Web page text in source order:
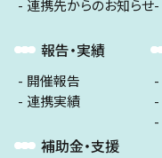
連携先からのお知らせ
報告・実績
開催報告
連携実績
補助金・支援